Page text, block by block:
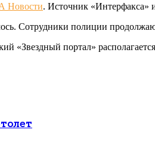
Новости. Источник «Интерфакса»
Сотрудники полиции
«Звездный портал»